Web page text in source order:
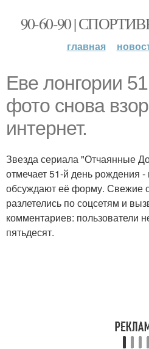
90-60-90 |
главная
Еве лонгории
фото снова
интернет.
Звезда сериала "Отчаянные
отмечает 51-й день рождения
обсуждают её форму. Свежие
разлетелись по соцсетям и
комментариев: пользователи
пятьдесят.